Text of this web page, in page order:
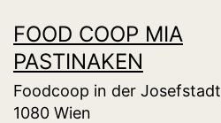
Inhalt
springen
FOOD COOP MIA
PASTINAKEN
Foodcoop in der
1080 Wien